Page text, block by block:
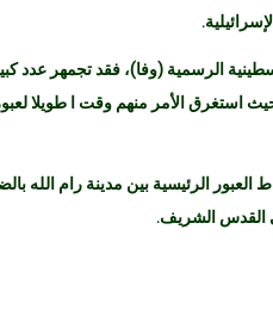
الرسمية (وفا)، فقد تجمهر عدد
استغرق الأمر منهم وقت ا طويلا
العبور الرئيسية بين مدينة رام
القدس الشريف.